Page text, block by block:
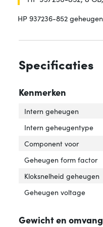
HP 937236-852
Specificaties
Kenmerken
Intern geheugen
Intern geheugentype
Component voor
Geheugen form factor
Kloksnelheid geheugen
Geheugen voltage
Gewicht en omvang